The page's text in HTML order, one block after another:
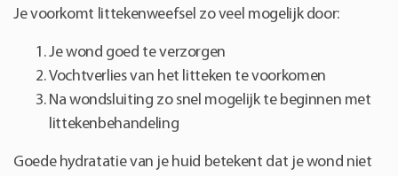
Je voorkomt littekenweefsel zo veel mogelijk door:
Je wond goed te verzorgen
Vochtverlies van het litteken te voorkomen
Na wondsluiting zo snel mogelijk te beginnen met
littekenbehandeling
Goede hydratatie van je huid betekent dat je wond niet